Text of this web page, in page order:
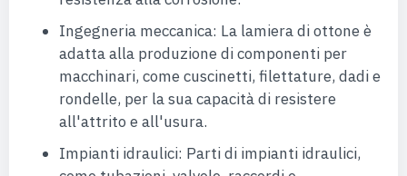
Ingegneria meccanica: La lamiera di ottone è
adatta alla produzione di componenti per
macchinari, come cuscinetti, filettature, dadi e
rondelle, per la sua capacità di resistere
all'attrito e all'usura.
Impianti idraulici: Parti di impianti idraulici,